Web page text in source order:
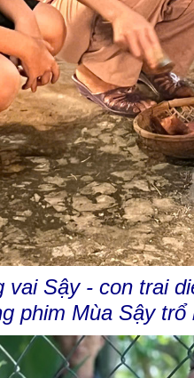
vai Sậy - con trai
phim Mùa Sậy trổ